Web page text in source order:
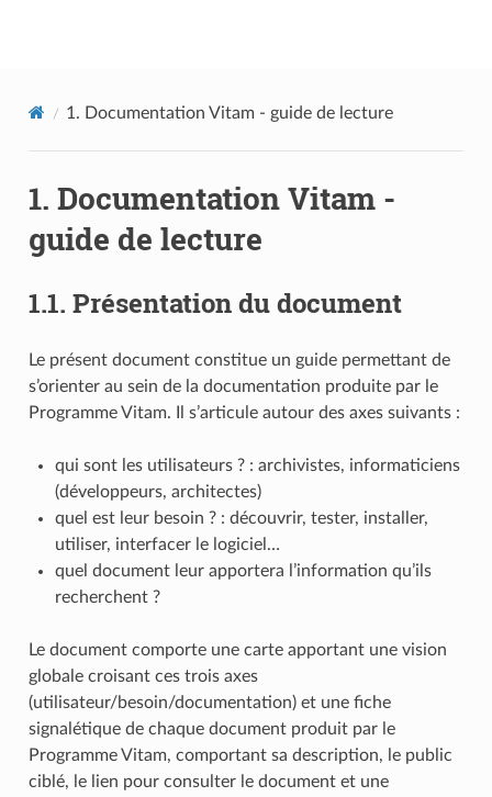
1. Documentation Vitam - guide de lecture
1. Documentation Vitam -
guide de lecture
1.1. Présentation du document
Le présent document constitue un guide permettant de
s’orienter au sein de la documentation produite par le
Programme Vitam. Il s’articule autour des axes suivants :
qui sont les utilisateurs ? : archivistes, informaticiens
(développeurs, architectes)
quel est leur besoin ? : découvrir, tester, installer,
utiliser, interfacer le logiciel…
quel document leur apportera l’information qu’ils
recherchent ?
Le document comporte une carte apportant une vision
globale croisant ces trois axes
(utilisateur/besoin/documentation) et une fiche
signalétique de chaque document produit par le
Programme Vitam, comportant sa description, le public
ciblé, le lien pour consulter le document et une